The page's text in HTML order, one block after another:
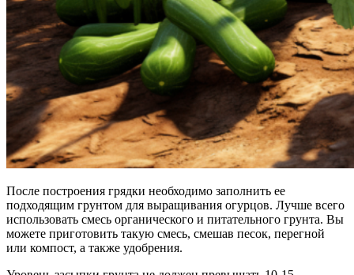
После построения грядки необходимо заполнить ее
подходящим грунтом для выращивания огурцов. Лучше всего
использовать смесь органического и питательного грунта. Вы
можете приготовить такую смесь, смешав песок, перегной
или компост, а также удобрения.